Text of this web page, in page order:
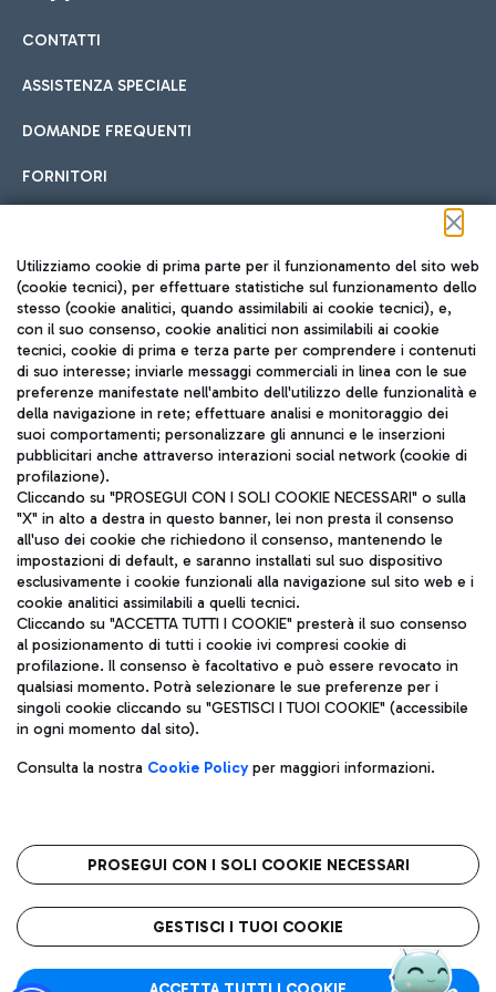
Cucina Internazionale
Fast Food
Pizza
Gelateria
Wine Bar & Sparkling
Hotel in aeroporto
Scegli l'alloggio più adatto e approfitta della vicinanza
all'aeroporto.
Car sharing
Con il Car Sharing è ancora più facile spostarsi
Treno
Raggiungi velocemente l'aeroporto di Fiumicino da Roma
tramite i servizi ferroviari Trenitalia.
Autobus
Scopri le linee di autobus per raggiungere l'aeroporto
Leonardo Da Vinci.
Raggiungi l’aeroporto senza pensieri con il servizio di taxi a
Ristoranti
Scopri la nostra offerta per una pausa gustosa in aeroporto
Mappa Aeroporto Fiumicino
CONTATTI
ASSISTENZA SPECIALE
DOMANDE FREQUENTI
FORNITORI
Seguici sui social
TRAVEL JOURNAL
ITA
Aeroporti di Roma S.p.A. - Società soggetta a direzione e
coordinamento di Mundys S.p.A.
Codice fiscale e Registro delle Imprese di Roma 13032990155 P.
IVA 06572251004
Capitale sociale 62.224.743,00 int. vers.
Sede legale: Via Pier Paolo Racchetti 1 - 00054 Fiumicino (RM)
telefono +39 06 65951
Privacy policy
Note legali
Roma FCO
L'aeroporto stellato
Utilizziamo cookie di prima parte per il funzionamento del sito web
(cookie tecnici), per effettuare statistiche sul funzionamento dello
stesso (cookie analitici, quando assimilabili ai cookie tecnici), e,
con il suo consenso, cookie analitici non assimilabili ai cookie
tecnici, cookie di prima e terza parte per comprendere i contenuti
di suo interesse; inviarle messaggi commerciali in linea con le sue
preferenze manifestate nell'ambito dell'utilizzo delle funzionalità e
della navigazione in rete; effettuare analisi e monitoraggio dei
suoi comportamenti; personalizzare gli annunci e le inserzioni
pubblicitari anche attraverso interazioni social network (cookie di
profilazione).
Cliccando su "PROSEGUI CON I SOLI COOKIE NECESSARI" o sulla
"X" in alto a destra in questo banner, lei non presta il consenso
all'uso dei cookie che richiedono il consenso, mantenendo le
impostazioni di default, e saranno installati sul suo dispositivo
esclusivamente i cookie funzionali alla navigazione sul sito web e i
cookie analitici assimilabili a quelli tecnici.
Cliccando su "ACCETTA TUTTI I COOKIE" presterà il suo consenso
al posizionamento di tutti i cookie ivi compresi cookie di
profilazione. Il consenso è facoltativo e può essere revocato in
qualsiasi momento. Potrà selezionare le sue preferenze per i
singoli cookie cliccando su "GESTISCI I TUOI COOKIE" (accessibile
in ogni momento dal sito).
Consulta la nostra Cookie Policyper maggiori informazioni.
PROSEGUI CON I SOLI COOKIE NECESSARI
GESTISCI I TUOI COOKIE